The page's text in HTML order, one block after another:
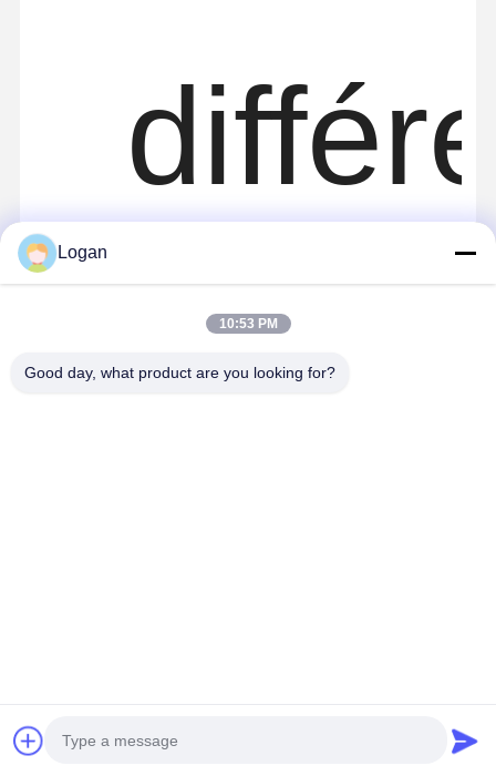
Logan
10:53 PM
Good day, what product are you looking for?